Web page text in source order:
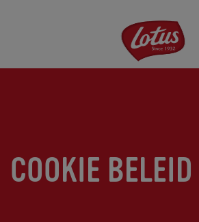
de
COOKIE BELEID